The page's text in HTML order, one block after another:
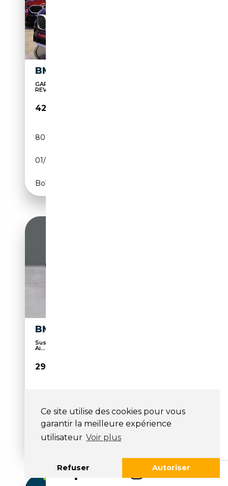
Ce site utilise des cookies pour vous
garantir la meilleure expérience
utilisateur Voir plus
Refuser Autoriser
BMW X4 XDRIVE 30DA XLINE
GARANTIA DE LA MARCA 20 ANIVERSARIO
REVISION GRATI...
42 900€
80 700 km
01/2023
Boîte automatique
BMW X4 XDRIVE 20DA
Suspension sport, 4x4, Verrouillage centralisé,
Ai...
29 900€
190 CH (140 kW)
Boîte automatique